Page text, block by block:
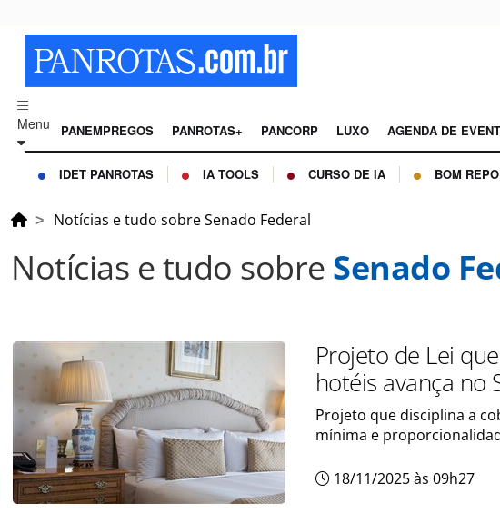
Menu PANEMPREGOS PANROTAS+ PANCORP LUXO AGENDA DE
IDET PANROTAS IA TOOLS CURSO DE IA BOM
Notícias e tudo sobre Senado Federal
Notícias e tudo sobre Senado
Projeto de Lei
hotéis avança no
Projeto que disciplina a
mínima e
18/11/2025 às 09h27